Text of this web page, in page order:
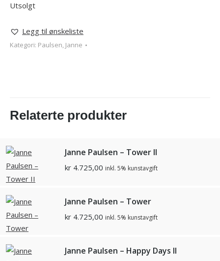
Utsolgt
Legg til ønskeliste
Kategori: Paulsen, Janne
Relaterte produkter
Janne Paulsen – Tower II
kr 4.725,00 inkl. 5% kunstavgift
Janne Paulsen – Tower
kr 4.725,00 inkl. 5% kunstavgift
Janne Paulsen – Happy Days II